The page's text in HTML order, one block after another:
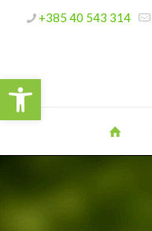
Open toolbar
+385 40 543 314